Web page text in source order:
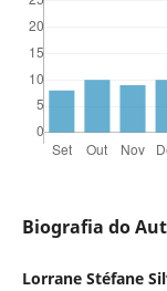
Biografia do
Lorrane Stéfane